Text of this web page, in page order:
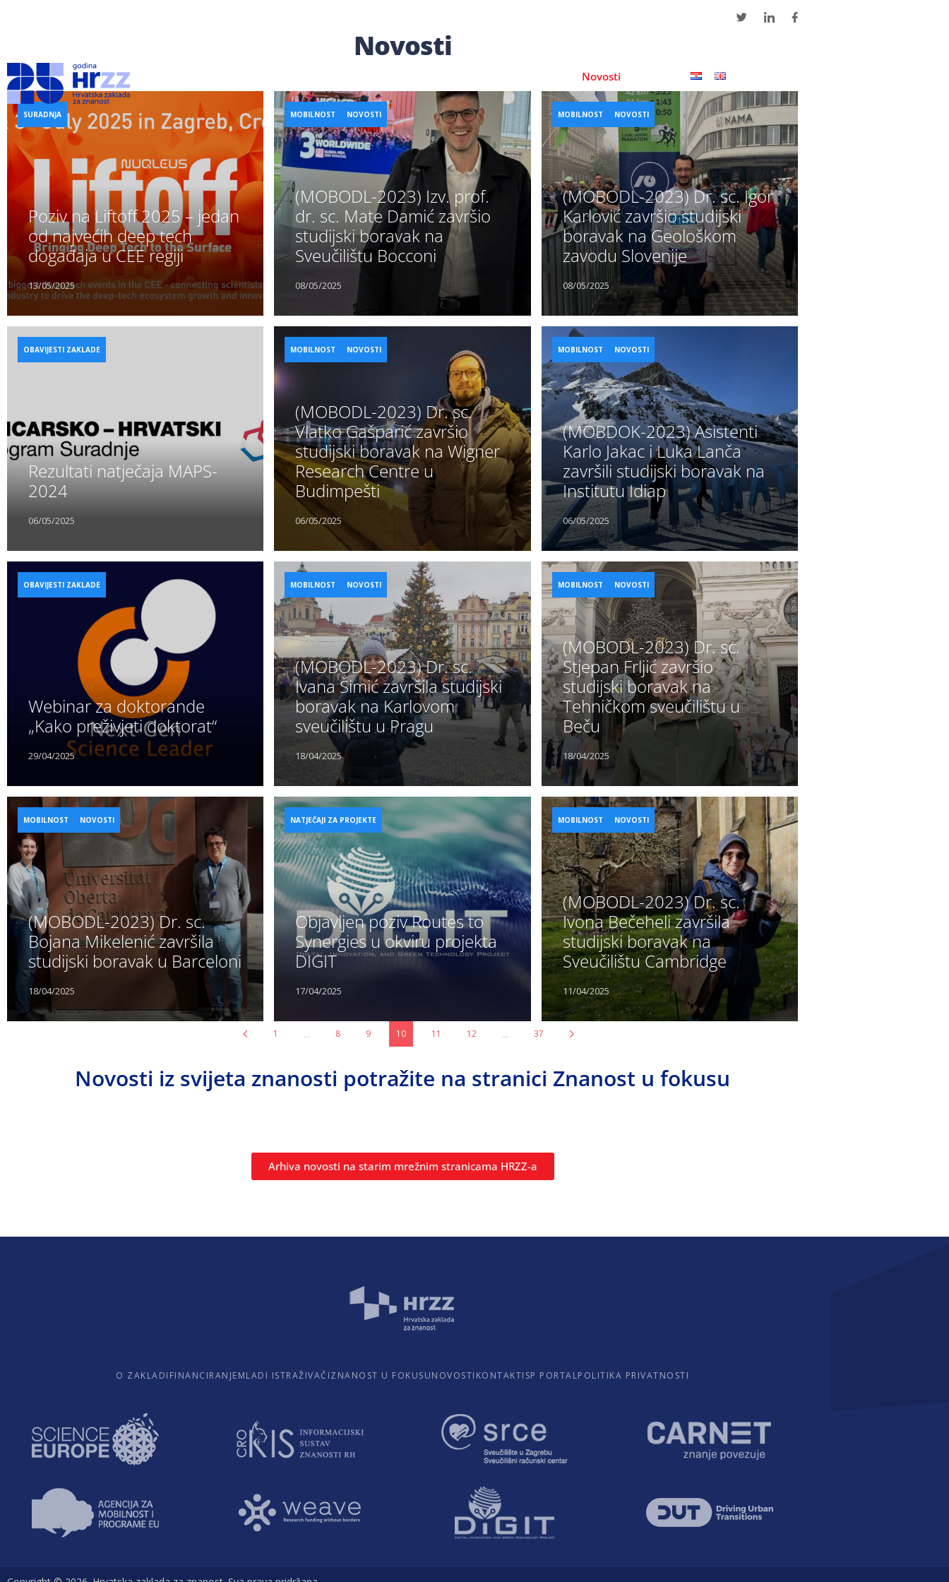
Novosti
Novosti
Poziv na Liftoff 2025 – jedan
od najvećih deep tech
događaja u CEE regiji
13/05/2025
SURADNJA
(MOBODL-2023) Izv. prof.
dr. sc. Mate Damić završio
studijski boravak na
Sveučilištu Bocconi
08/05/2025
MOBILNOST NOVOSTI
(MOBODL-2023) Dr. sc. Igor
Karlović završio studijski
boravak na Geološkom
zavodu Slovenije
08/05/2025
MOBILNOST NOVOSTI
Rezultati natječaja MAPS-
2024
06/05/2025
OBAVIJESTI ZAKLADE
(MOBODL-2023) Dr. sc.
Vlatko Gašparić završio
studijski boravak na Wigner
Research Centre u
Budimpešti
06/05/2025
MOBILNOST NOVOSTI
(MOBDOK-2023) Asistenti
Karlo Jakac i Luka Lanča
završili studijski boravak na
Institutu Idiap
06/05/2025
MOBILNOST NOVOSTI
Webinar za doktorande
„Kako preživjeti doktorat“
29/04/2025
OBAVIJESTI ZAKLADE
(MOBODL-2023) Dr. sc.
Ivana Šimić završila studijski
boravak na Karlovom
sveučilištu u Pragu
18/04/2025
MOBILNOST NOVOSTI
(MOBODL-2023) Dr. sc.
Stjepan Frljić završio
studijski boravak na
Tehničkom sveučilištu u
Beču
18/04/2025
MOBILNOST NOVOSTI
(MOBODL-2023) Dr. sc.
Bojana Mikelenić završila
studijski boravak u Barceloni
18/04/2025
MOBILNOST NOVOSTI
Objavljen poziv Routes to
Synergies u okviru projekta
DIGIT
17/04/2025
NATJEČAJI ZA PROJEKTE
(MOBODL-2023) Dr. sc.
Ivona Bečeheli završila
studijski boravak na
Sveučilištu Cambridge
11/04/2025
MOBILNOST NOVOSTI
1 ... 8 9 10 11 12 ... 37
Novosti iz svijeta znanosti potražite na stranici Znanost u fokusu
Arhiva novosti na starim mrežnim stranicama HRZZ-a
O ZAKLADI FINANCIRANJEMLADI ISTRAŽIVAČIZNANOST U FOKUSUNOVOSTI KONTAKTI SP PORTALPOLITIKA PRIVATNOSTI